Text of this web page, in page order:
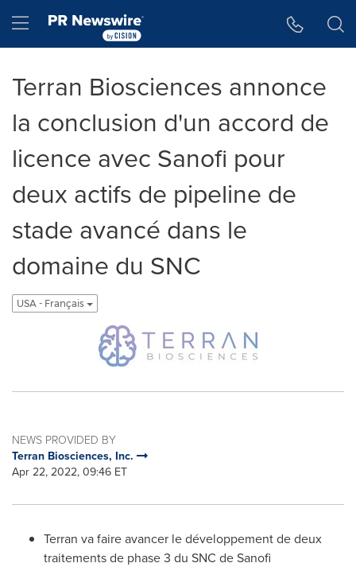
Hamburger menu
Terran Biosciences annonce
la conclusion d'un accord de
licence avec Sanofi pour
deux actifs de pipeline de
stade avancé dans le
domaine du SNC
USA - Français
NEWS PROVIDED BY
Terran Biosciences, Inc.
Apr 22, 2022, 09:46 ET
Terran va faire avancer le développement de deux
traitements de phase 3 du SNC de Sanofi